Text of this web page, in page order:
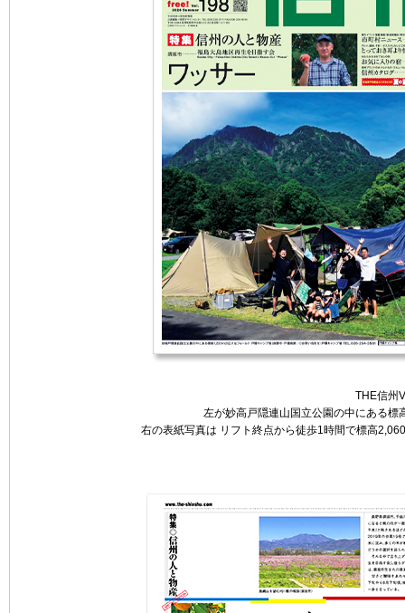
THE信州
左が妙高戸隠連山国立公園の中にある
右の表紙写真は リフト終点から徒歩1時間で標高